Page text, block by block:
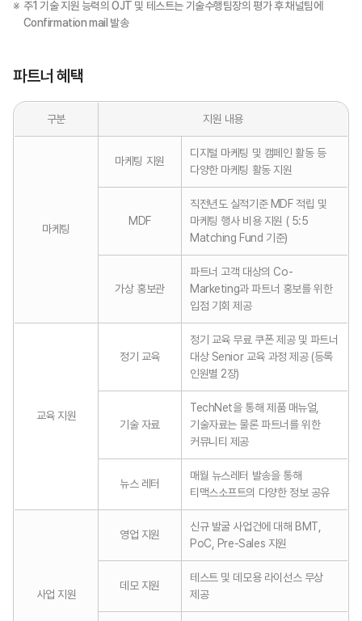
※ 주1 기술 지원 능력의 OJT 및 테스트는 기술수행팀장의 평가 후 채널팀에
Confirmation mail 발송
파트너 혜택
구분 지원 내용
마케팅
마케팅 지원
디지털 마케팅 및 캠페인 활동 등
다양한 마케팅 활동 지원
MDF
직전년도 실적기준 MDF 적립 및
마케팅 행사 비용 지원 ( 5:5
Matching Fund 기준)
가상 홍보관
파트너 고객 대상의 Co-
Marketing과 파트너 홍보를 위한
입점 기회 제공
교육 지원
정기 교육
정기 교육 무료 쿠폰 제공 및 파트너
대상 Senior 교육 과정 제공 (등록
인원별 2장)
기술 자료
TechNet을 통해 제품 매뉴얼,
기술자료는 물론 파트너를 위한
커뮤니티 제공
뉴스 레터
매월 뉴스레터 발송을 통해
티맥스소프트의 다양한 정보 공유
사업 지원
영업 지원
신규 발굴 사업건에 대해 BMT,
PoC, Pre-Sales 지원
데모 지원
테스트 및 데모용 라이선스 무상
제공